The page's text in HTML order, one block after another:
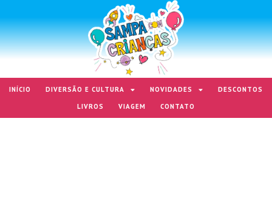
INÍCIO DIVERSÃO E CULTURA NOVIDADES
DESCONTOS
LIVROS
VIAGEM CONTATO